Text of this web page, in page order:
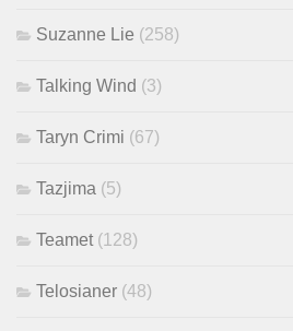
Suzanne Lie (258)
Talking Wind (3)
Taryn Crimi (67)
Tazjima (5)
Teamet (128)
Telosianer (48)